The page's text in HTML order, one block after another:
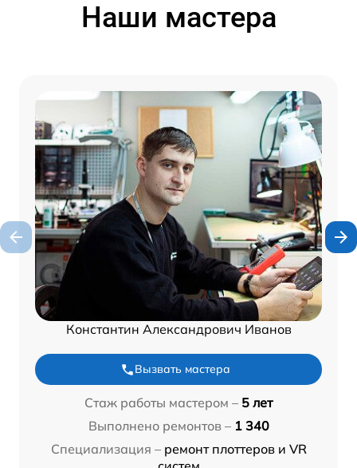
Наши мастера
Константин Александрович Иванов
Вызвать мастера
Стаж работы мастером – 5 лет
Выполнено ремонтов – 1 340
Специализация – ремонт плоттеров и VR